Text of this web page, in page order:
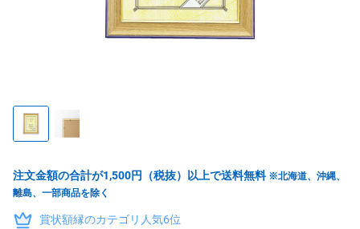
注文金額の合計が1,500円（税抜）以上で送料無料 ※北海道、沖縄、
離島、一部商品を除く
賞状額縁のカテゴリ人気6位